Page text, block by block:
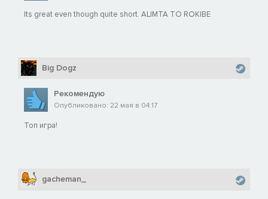
Its great even though quite short. ALIMTA TO ROKIBE
Big Dogz
Рекомендую
Опубликовано: 22 мая в 04:17
Топ игра!
gacheman_